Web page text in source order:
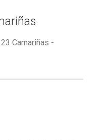
Camariñas -